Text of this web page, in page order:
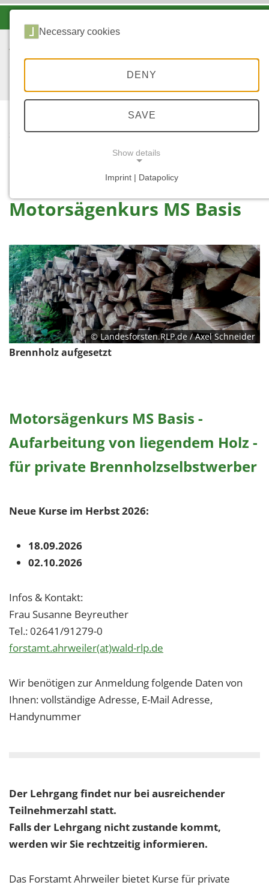
STARTSEITE
...
MOTORSÄGENKURS MS
Motorsägenkurs MS Basis
© Landesforsten.RLP.de / Axel Schneider
Brennholz aufgesetzt
Motorsägenkurs MS Basis -
Aufarbeitung von liegendem Holz -
für private Brennholzselbstwerber
Neue Kurse im Herbst 2026:
18.09.2026
02.10.2026
Infos & Kontakt:
Frau Susanne Beyreuther
Tel.: 02641/91279-0
forstamt.ahrweiler(at)wald-rlp.de
Wir benötigen zur Anmeldung folgende Daten von
Ihnen: vollständige Adresse, E-Mail Adresse,
Handynummer
Der Lehrgang findet nur bei ausreichender
Teilnehmerzahl statt.
Falls der Lehrgang nicht zustande kommt,
werden wir Sie rechtzeitig informieren.
Das Forstamt Ahrweiler bietet Kurse für private
Necessary cookies
DENY
SAVE
Show details
Imprint | Datapolicy